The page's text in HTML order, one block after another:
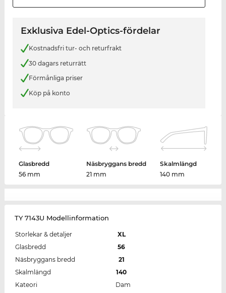
Exklusiva Edel-Optics-fördelar
Kostnadsfri tur- och returfrakt
30 dagars returrätt
Förmånliga priser
Köp på konto
Glasbredd
56 mm
Näsbryggans bredd
21 mm
Skalmlängd
140 mm
TY 7143U Modellinformation
Storlekar & detaljer
XL
Glasbredd
56
Näsbryggans bredd
21
Skalmlängd
140
Kateori
Dam